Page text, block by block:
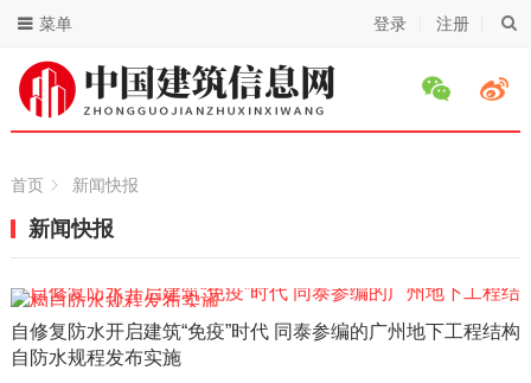
登录 注册
菜单
首页 新闻快报
新闻快报
自修复防水开启建筑“免疫”时代 同泰参编的广州地下工程结构
自防水规程发布实施